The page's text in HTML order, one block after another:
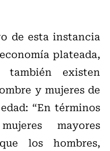
de esta instancia
plateada,
existen
y mujeres de
“En términos
mayores
los hombres,